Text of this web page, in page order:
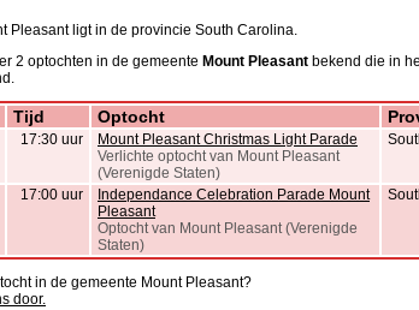
Pleasant ligt in de provincie South Carolina.
2 optochten in de gemeente Mount Pleasant bekend die in
Tijd Optocht
17:30 uur
Mount Pleasant Christmas Light Parade
Verlichte optocht van Mount Pleasant
(Verenigde Staten)
17:00 uur
Independance Celebration Parade Mount
Pleasant
Optocht van Mount Pleasant (Verenigde
Staten)
in de gemeente Mount Pleasant?
door.